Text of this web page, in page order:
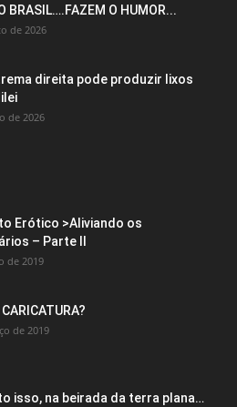
BRASIL….FAZEM O HUMOR...
de 2026
direita pode produzir lixos
de 2026
Erótico >Aliviando os
– Parte II
de 2019
CARICATURA?
de 2019
isso, na beirada da terra plana…